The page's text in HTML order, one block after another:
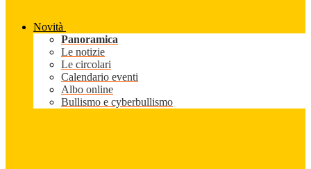
Novità
Panoramica
Le notizie
Le circolari
Calendario eventi
Albo online
Bullismo e cyberbullismo